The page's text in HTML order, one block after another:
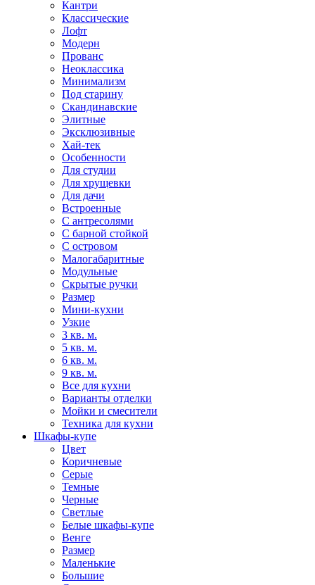
Кантри
Классические
Лофт
Модерн
Прованс
Неоклассика
Минимализм
Под старину
Скандинавские
Элитные
Эксклюзивные
Хай-тек
Особенности
Для студии
Для хрущевки
Для дачи
Встроенные
С антресолями
С барной стойкой
С островом
Малогабаритные
Модульные
Скрытые ручки
Размер
Мини-кухни
Узкие
3 кв. м.
5 кв. м.
6 кв. м.
9 кв. м.
Все для кухни
Варианты отделки
Мойки и смесители
Техника для кухни
Шкафы-купе
Цвет
Коричневые
Серые
Темные
Черные
Светлые
Белые шкафы-купе
Венге
Размер
Маленькие
Большие